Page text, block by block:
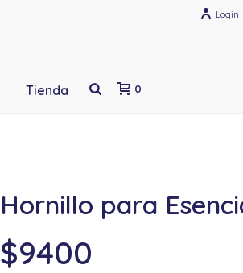
Login
Tienda 0
Hornillo para
$9400